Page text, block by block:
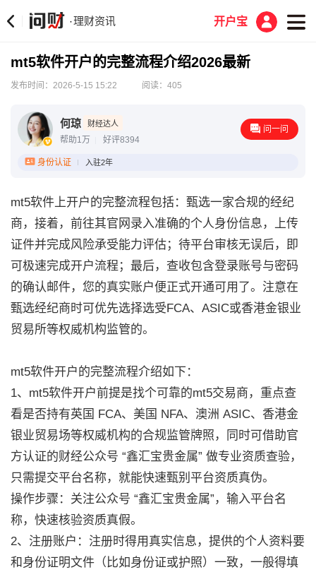
·理财资讯 开户宝
mt5软件开户的完整流程介绍2026最新
发布时间：2026-5-15 15:22 阅读：405
何琼 财经达人
帮助1万 好评8394
问一问
身份认证 入驻2年
mt5软件上开户的完整流程包括：甄选一家合规的经纪
商，接着，前往其官网录入准确的个人身份信息，上传
证件并完成风险承受能力评估；待平台审核无误后，即
可极速完成开户流程；最后，查收包含登录账号与密码
的确认邮件，您的真实账户便正式开通可用了。注意在
甄选经纪商时可优先选择选受FCA、ASIC或香港金银业
贸易所等权威机构监管的。
mt5软件开户的完整流程介绍如下：
1、mt5软件开户前提是找个可靠的mt5交易商，重点查
看是否持有英国 FCA、美国 NFA、澳洲 ASIC、香港金
银业贸易场等权威机构的合规监管牌照，同时可借助官
方认证的财经公众号 “鑫汇宝贵金属” 做专业资质查验，
只需提交平台名称，就能快速甄别平台资质真伪。
操作步骤：关注公众号 “鑫汇宝贵金属”，输入平台名
称，快速核验资质真假。
2、注册账户：注册时得用真实信息，提供的个人资料要
和身份证明文件（比如身份证或护照）一致，一般得填